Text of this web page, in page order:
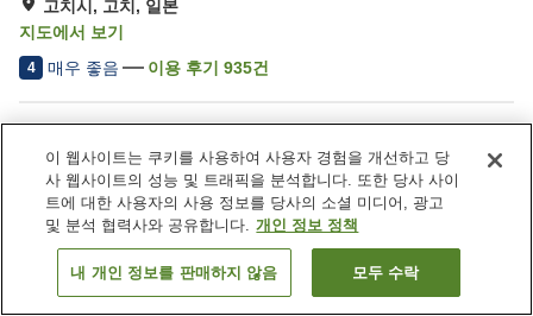
고치시, 고치, 일본
지도에서 보기
4 매우 좋음 이용 후기 935건
Wi-Fi
자동판매기
회의실
연회장
객실 보기
이 웹사이트는 쿠키를 사용하여 사용자 경험을 개선하고 당
사 웹사이트의 성능 및 트래픽을 분석합니다. 또한 당사 사이
트에 대한 사용자의 사용 정보를 당사의 소셜 미디어, 광고
및 분석 협력사와 공유합니다. 개인 정보 정책
내 개인 정보를 판매하지 않음 모두 수락